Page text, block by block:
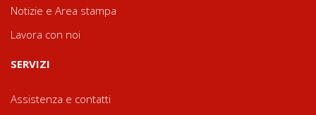
Notizie e Area stampa
Lavora con noi
SERVIZI
Assistenza e contatti